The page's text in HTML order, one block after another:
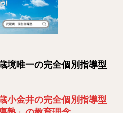
境唯一の完全個別指導型
小金井の完全個別指導型